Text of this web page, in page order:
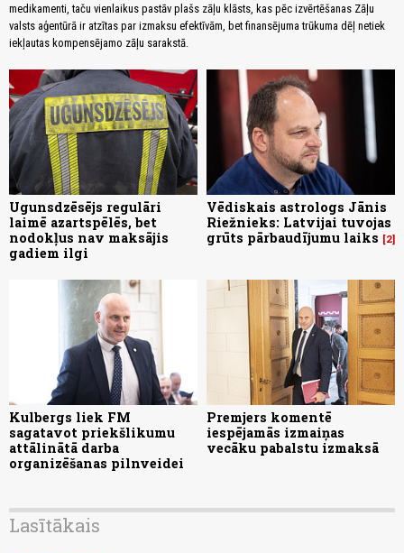
medikamenti, taču vienlaikus pastāv plašs zāļu klāsts, kas pēc izvērtēšanas Zāļu
valsts aģentūrā ir atzītas par izmaksu efektīvām, bet finansējuma trūkuma dēļ netiek
iekļautas kompensējamo zāļu sarakstā.
Ugunsdzēsējs regulāri
laimē azartspēlēs, bet
nodokļus nav maksājis
gadiem ilgi
Vēdiskais astrologs Jānis
Riežnieks: Latvijai tuvojas
grūts pārbaudījumu laiks
2
Kulbergs liek FM
sagatavot priekšlikumu
attālinātā darba
organizēšanas pilnveidei
Premjers komentē
iespējamās izmaiņas
vecāku pabalstu izmaksā
Lasītākais